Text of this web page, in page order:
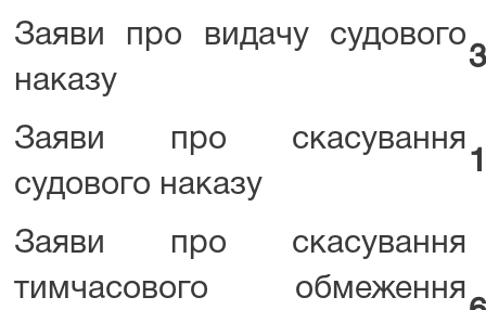
Заяви про видачу судового
наказу
Заяви про скасування
судового наказу
Заяви про скасування
тимчасового обмеження